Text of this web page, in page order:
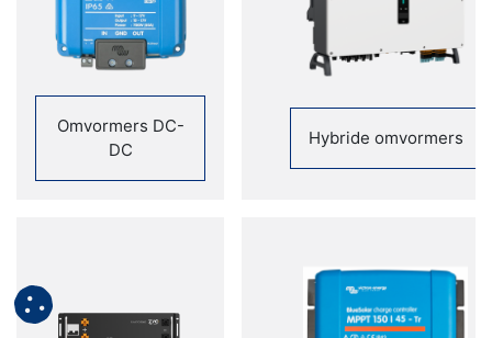
Omvormers DC-
DC
Hybride omvormers